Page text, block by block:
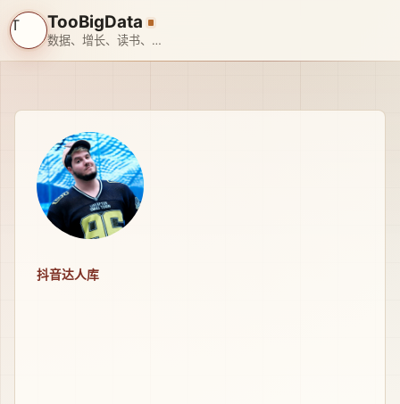
T TooBigData
数据、增长、读书、旅行、带娃、搞 AI
抖音达人库